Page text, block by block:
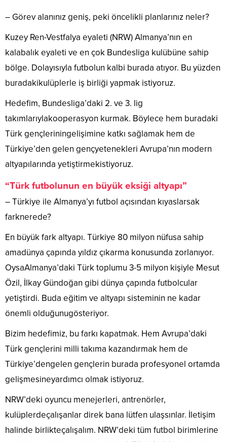
– Görev alanınız geniş, peki öncelikli planlarınız neler?
Kuzey Ren-Vestfalya eyaleti (NRW) Almanya’nın en
kalabalık eyaleti ve en çok Bundesliga kulübüne sahip
bölge. Dolayısıyla futbolun kalbi burada atıyor. Bu yüzden
buradakikulüplerle iş birliği yapmak istiyoruz.
Hedefim, Bundesliga’daki 2. ve 3. lig
takımlarıylakooperasyon kurmak. Böylece hem buradaki
Türk gençleriningelişimine katkı sağlamak hem de
Türkiye’den gelen gençyetenekleri Avrupa’nın modern
altyapılarında yetiştirmekistiyoruz.
“Türk futbolunun en büyük eksiği altyapı”
– Türkiye ile Almanya’yı futbol açısından kıyaslarsak
farknerede?
En büyük fark altyapı. Türkiye 80 milyon nüfusa sahip
amadünya çapında yıldız çıkarma konusunda zorlanıyor.
OysaAlmanya’daki Türk toplumu 3-5 milyon kişiyle Mesut
Özil, İlkay Gündoğan gibi dünya çapında futbolcular
yetiştirdi. Buda eğitim ve altyapı sisteminin ne kadar
önemli olduğunugösteriyor.
Bizim hedefimiz, bu farkı kapatmak. Hem Avrupa’daki
Türk gençlerini milli takıma kazandırmak hem de
Türkiye’dengelen gençlerin burada profesyonel ortamda
gelişmesineyardımcı olmak istiyoruz.
NRW’deki oyuncu menejerleri, antrenörler,
kulüplerdeçalışanlar direk bana lütfen ulaşsınlar. İletişim
halinde birlikteçalışalım. NRW’deki tüm futbol birimlerine